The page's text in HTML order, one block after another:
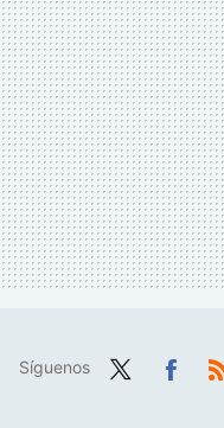
Síguenos